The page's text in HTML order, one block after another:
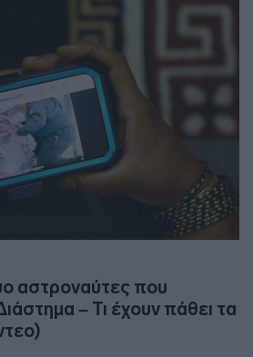
αστροναύτες που
– Τι έχουν πάθει τα